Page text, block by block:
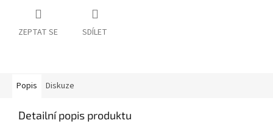
ZEPTAT SE SDÍLET
Popis Diskuze
Detailní popis produktu